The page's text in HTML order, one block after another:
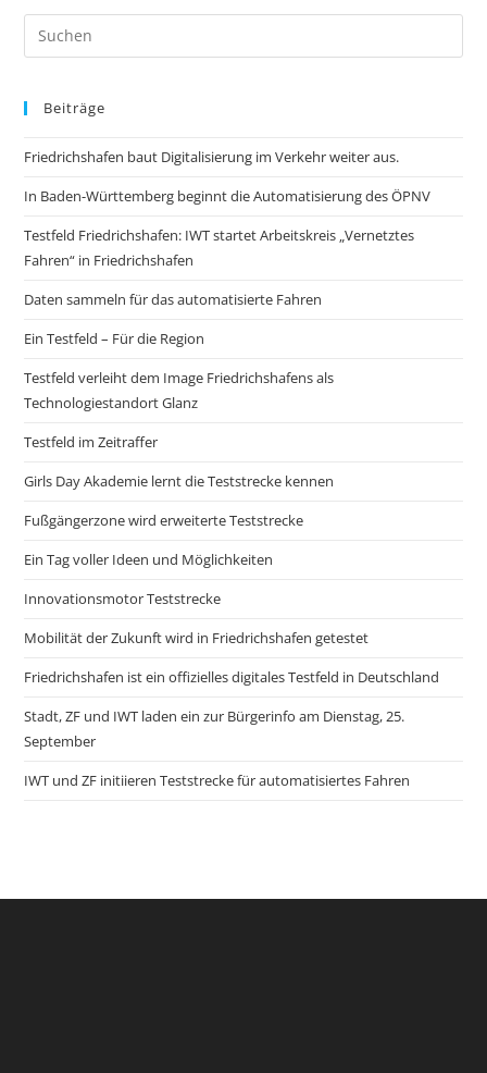
Beiträge
Friedrichshafen baut Digitalisierung im Verkehr weiter aus.
In Baden-Württemberg beginnt die Automatisierung des ÖPNV
Testfeld Friedrichshafen: IWT startet Arbeitskreis „Vernetztes
Fahren“ in Friedrichshafen
Daten sammeln für das automatisierte Fahren
Ein Testfeld – Für die Region
Testfeld verleiht dem Image Friedrichshafens als
Technologiestandort Glanz
Testfeld im Zeitraffer
Girls Day Akademie lernt die Teststrecke kennen
Fußgängerzone wird erweiterte Teststrecke
Ein Tag voller Ideen und Möglichkeiten
Innovationsmotor Teststrecke
Mobilität der Zukunft wird in Friedrichshafen getestet
Friedrichshafen ist ein offizielles digitales Testfeld in Deutschland
Stadt, ZF und IWT laden ein zur Bürgerinfo am Dienstag, 25.
September
IWT und ZF initiieren Teststrecke für automatisiertes Fahren